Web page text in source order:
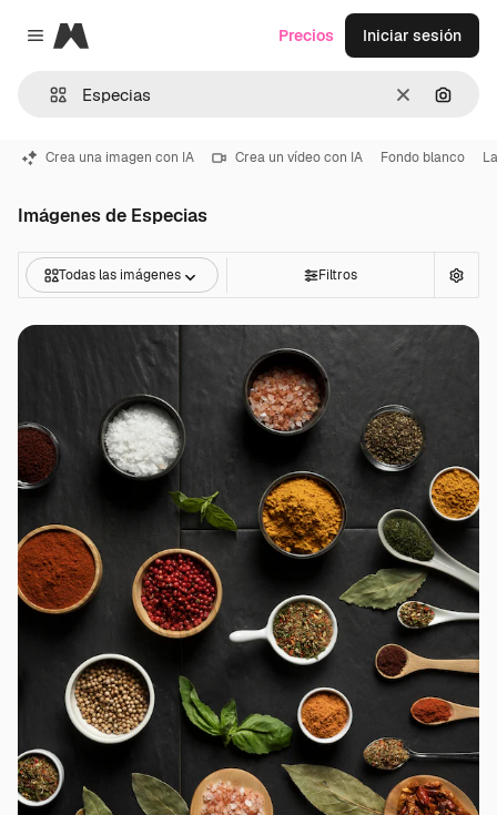
Close menu
Magnific
Borrar
Precios Iniciar sesión
Crea una imagen con IA Crea un vídeo con IA Fondo blanco
Imágenes de Especias
Todas las imágenes Filtros